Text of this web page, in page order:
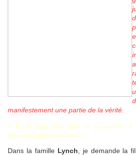
manifestement une partie de la vérité.
« Il ne faut pas que tu tattaches
pourras pas la sauver »
Dans la famille Lynch , je demande la